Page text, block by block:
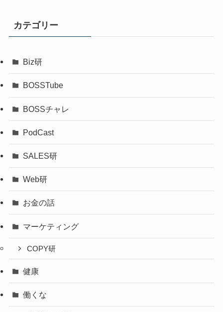
カテゴリー
Biz研
BOSSTube
BOSSチャレ
PodCast
SALES研
Web研
お金の話
マーケティング
COPY研
健康
働くな